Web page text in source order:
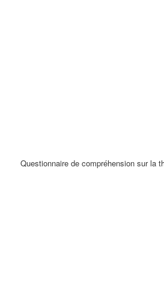
Questionnaire de compréhension sur la